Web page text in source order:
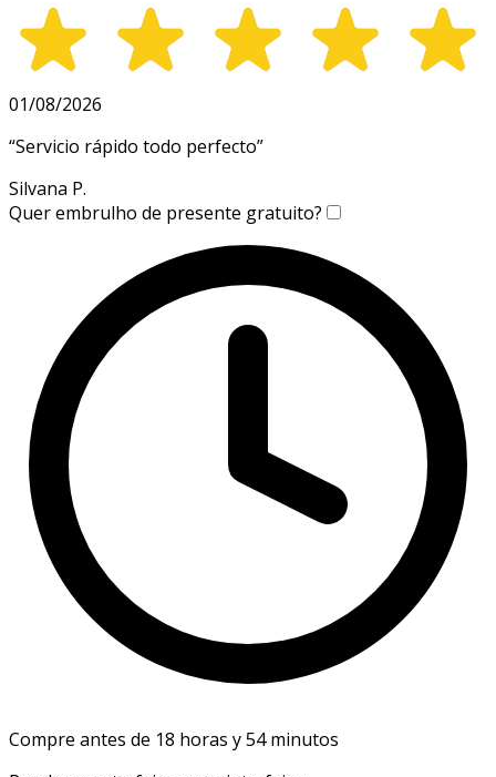
01/08/2026
“Servicio rápido todo perfecto”
Silvana P.
Quer embrulho de presente gratuito?
Compre antes de 18 horas y 54 minutos